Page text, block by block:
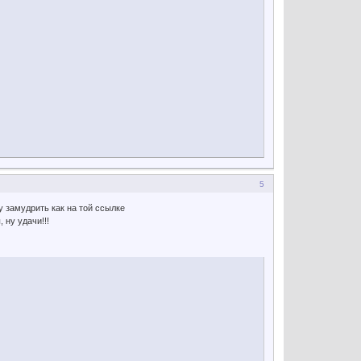
5
замудрить как на той ссылке
ну удачи!!!